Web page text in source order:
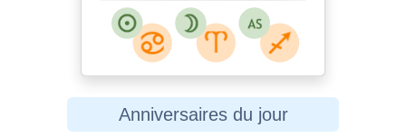
Anniversaires du jour